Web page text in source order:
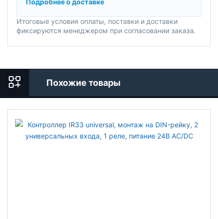
Подробнее о доставке
Итоговые условия оплаты, поставки и доставки
фиксируются менеджером при согласовании заказа.
Похожие товары